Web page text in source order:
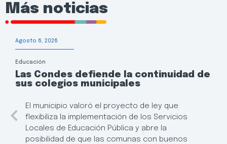
Más noticias
Agosto 6, 2026
Educación
Las Condes defiende la continuidad de
sus colegios municipales
El municipio valoró el proyecto de ley que
flexibiliza la implementación de los Servicios
Locales de Educación Pública y abre la
posibilidad de que las comunas con buenos